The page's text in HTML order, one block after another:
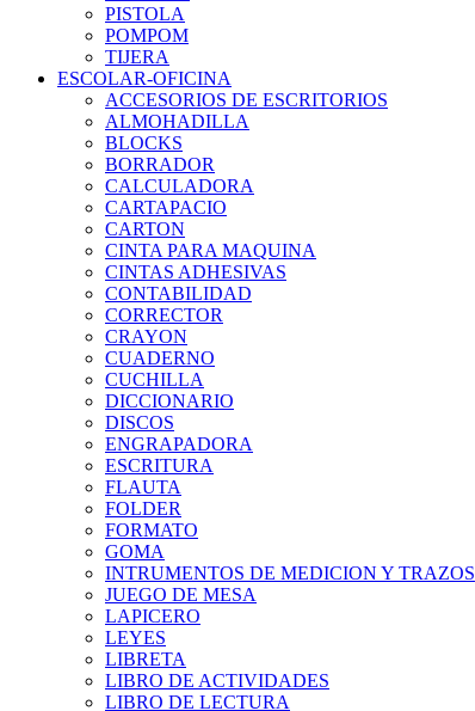
PISTOLA
POMPOM
TIJERA
ESCOLAR-OFICINA
ACCESORIOS DE ESCRITORIOS
ALMOHADILLA
BLOCKS
BORRADOR
CALCULADORA
CARTAPACIO
CARTON
CINTA PARA MAQUINA
CINTAS ADHESIVAS
CONTABILIDAD
CORRECTOR
CRAYON
CUADERNO
CUCHILLA
DICCIONARIO
DISCOS
ENGRAPADORA
ESCRITURA
FLAUTA
FOLDER
FORMATO
GOMA
INTRUMENTOS DE MEDICION Y TRAZOS
JUEGO DE MESA
LAPICERO
LEYES
LIBRETA
LIBRO DE ACTIVIDADES
LIBRO DE LECTURA